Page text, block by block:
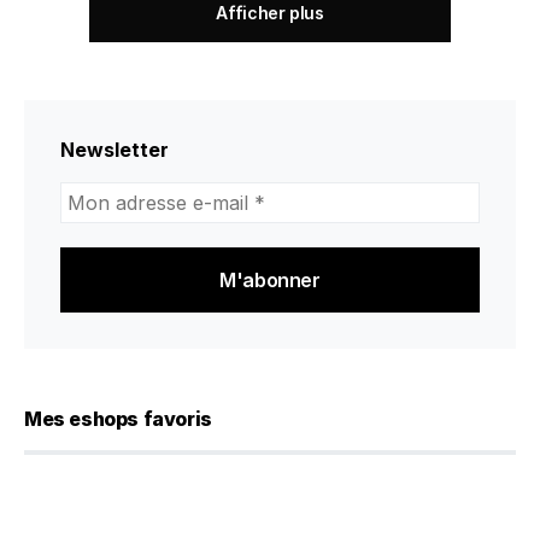
Afficher plus
Newsletter
adresse
mail
Mes eshops favoris